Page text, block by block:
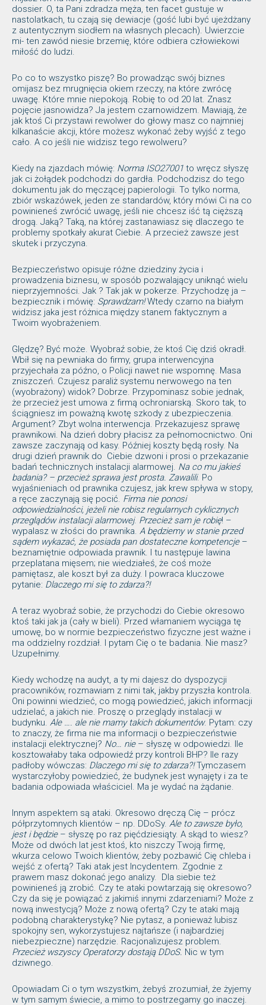
dossier. O, ta Pani zdradza męża, ten facet gustuje w
nastolatkach, tu czają się dewiacje (gość lubi być ujeżdżany
z autentycznym siodłem na własnych plecach). Uwierzcie
mi- ten zawód niesie brzemię, które odbiera człowiekowi
miłość do ludzi.
Po co to wszystko piszę? Bo prowadząc swój biznes
omijasz bez mrugnięcia okiem rzeczy, na które zwrócę
uwagę. Które mnie niepokoją. Robię to od 20 lat. Znasz
pojęcie jasnowidza? Ja jestem czarnowidzem. Mawiają, że
jak ktoś Ci przystawi rewolwer do głowy masz co najmniej
kilkanaście akcji, które możesz wykonać żeby wyjść z tego
cało. A co jeśli nie widzisz tego rewolweru?
Kiedy na zjazdach mówię: Norma ISO27001 to wręcz słyszę
jak ci żołądek podchodzi do gardła. Podchodzisz do tego
dokumentu jak do męczącej papierologii. To tylko norma,
zbiór wskazówek, jeden ze standardów, który mówi Ci na co
powinieneś zwrócić uwagę, jeśli nie chcesz iść tą cięższą
drogą. Jaką? Taką, na której zastanawiasz się dlaczego te
problemy spotkały akurat Ciebie. A przecież zawsze jest
skutek i przyczyna.
Bezpieczeństwo opisuje różne dziedziny życia i
prowadzenia biznesu, w sposób pozwalający uniknąć wielu
nieprzyjemności. Jak ? Tak jak w pokerze. Przychodzę ja –
bezpiecznik i mówię: Sprawdzam!Wtedy czarno na białym
widzisz jaka jest różnica między stanem faktycznym a
Twoim wyobrażeniem.
Ględzę? Być może. Wyobraź sobie, że ktoś Cię dziś okradł.
Wbił się na pewniaka do firmy, grupa interwencyjna
przyjechała za późno, o Policji nawet nie wspomnę. Masa
zniszczeń. Czujesz paraliż systemu nerwowego na ten
(wyobrażony) widok? Dobrze. Przypominasz sobie jednak,
że przecież jest umowa z firmą ochroniarską. Skoro tak, to
ściągniesz im poważną kwotę szkody z ubezpieczenia.
Argument? Zbyt wolna interwencja. Przekazujesz sprawę
prawnikowi. Na dzień dobry płacisz za pełnomocnictwo. Oni
zawsze zaczynają od kasy. Później koszty będą rosły. Na
drugi dzień prawnik do Ciebie dzwoni i prosi o przekazanie
badań technicznych instalacji alarmowej. Na co mu jakieś
badania? – przecież sprawa jest prosta. Zawalili. Po
wyjaśnieniach od prawnika czujesz, jak krew spływa w stopy,
a ręce zaczynają się pocić. Firma nie ponosi
odpowiedzialności, jeżeli nie robisz regularnych cyklicznych
przeglądów instalacji alarmowej. Przecież sam je robię! –
wypalasz w złości do prawnika. A będziemy w stanie przed
sądem wykazać, że posiada pan dostateczne kompetencje–
beznamiętnie odpowiada prawnik. I tu następuje lawina
przeplatana mięsem; nie wiedziałeś, że coś może
pamiętasz, ale koszt był za duży. I powraca kluczowe
pytanie: Dlaczego mi się to zdarza?!
A teraz wyobraź sobie, że przychodzi do Ciebie okresowo
ktoś taki jak ja (cały w bieli). Przed włamaniem wyciąga tę
umowę, bo w normie bezpieczeństwo fizyczne jest ważne i
ma oddzielny rozdział. I pytam Cię o te badania. Nie masz?
Uzupełnimy.
Kiedy wchodzę na audyt, a ty mi dajesz do dyspozycji
pracowników, rozmawiam z nimi tak, jakby przyszła kontrola.
Oni powinni wiedzieć, co mogą powiedzieć, jakich informacji
udzielać, a jakich nie. Proszę o przeglądy instalacji w
budynku. Ale …. ale nie mamy takich dokumentów. Pytam: czy
to znaczy, że firma nie ma informacji o bezpieczeństwie
instalacji elektrycznej? No… nie– słyszę w odpowiedzi. Ile
kosztowałaby taka odpowiedź przy kontroli BHP? Ile razy
padłoby wówczas: Dlaczego mi się to zdarza?!Tymczasem
wystarczyłoby powiedzieć, że budynek jest wynajęty i za te
badania odpowiada właściciel. Ma je wydać na żądanie.
Innym aspektem są ataki. Okresowo dręczą Cię – prócz
półprzytomnych klientów – np. DDoSy. Ale to zawsze było,
jest i będzie– słyszę po raz pięćdziesiąty. A skąd to wiesz?
Może od dwóch lat jest ktoś, kto niszczy Twoją firmę,
wkurza celowo Twoich klientów, żeby pozbawić Cię chleba i
wejść z ofertą? Taki atak jest Incydentem. Zgodnie z
prawem masz dokonać jego analizy. Dla siebie też
powinieneś ją zrobić. Czy te ataki powtarzają się okresowo?
Czy da się je powiązać z jakimiś innymi zdarzeniami? Może z
nową inwestycją? Może z nową ofertą? Czy te ataki mają
podobną charakterystykę? Nie pytasz, a ponieważ lubisz
spokojny sen, wykorzystujesz najtańsze (i najbardziej
niebezpieczne) narzędzie. Racjonalizujesz problem.
Przecież wszyscy Operatorzy dostają DDoS. Nic w tym
dziwnego.
Opowiadam Ci o tym wszystkim, żebyś zrozumiał, że żyjemy
w tym samym świecie, a mimo to postrzegamy go inaczej.